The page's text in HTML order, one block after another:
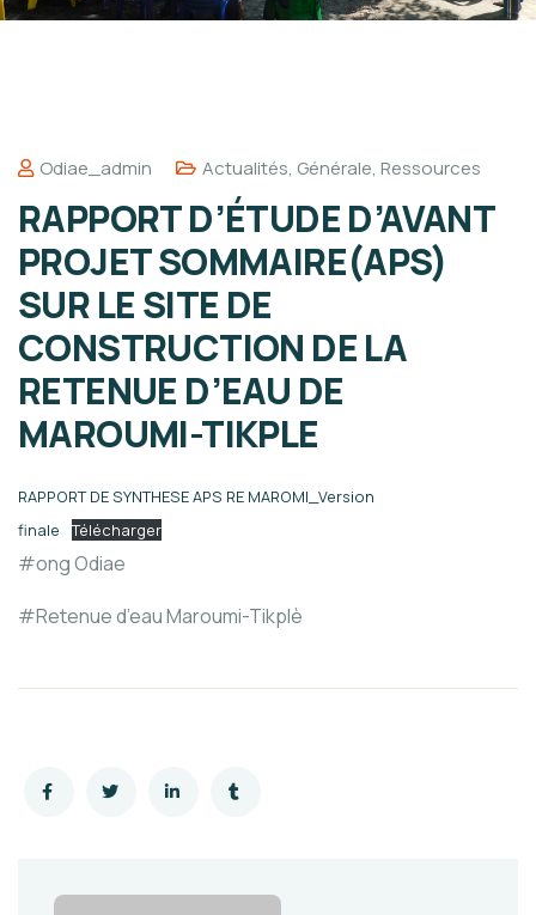
Odiae_admin Actualités, Générale, Ressources
RAPPORT D’ÉTUDE D’AVANT
PROJET SOMMAIRE(APS)
SUR LE SITE DE
CONSTRUCTION DE LA
RETENUE D’EAU DE
MAROUMI-TIKPLE
RAPPORT DE SYNTHESE APS RE MAROMI_Version
finale
Télécharger
#ong Odiae
#Retenue d’eau Maroumi-Tikplè